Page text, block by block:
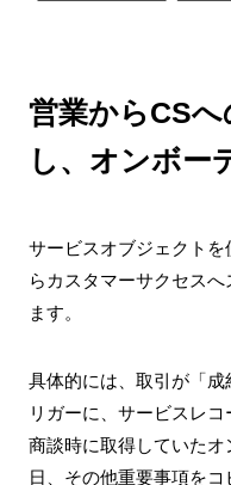
営業からCS
し、オンボー
サービスオブジェクト
らカスタマーサクセス
ます。
具体的には、取引が「
リガーに、サービスレコ
商談時に取得していた
日、その他重要事項をコ